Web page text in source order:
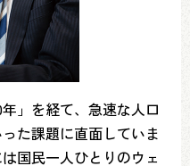
」を経て、急速な人口
た課題に直面していま
国民一人ひとりのウェ